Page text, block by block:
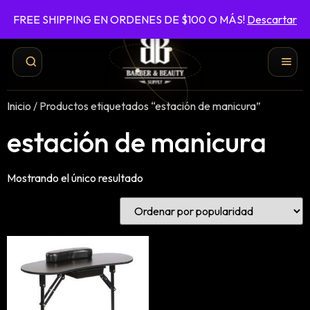
FREE SHIPPING EN ORDENES DE $100 O MÁS! Descartar
787-422-6161ENVÍO GRATIS EN ÓRDENES DE $100 O MÁS
Shampoo y Conditioner
Productos de Styling
Hair Spray
Inicio / Productos etiquetados “estación de manicura”
estación de manicura
Mostrando el único resultado